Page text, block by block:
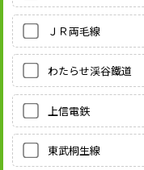
ＪＲ両毛線
わたらせ渓谷鐵道
上信電鉄
東武桐生線